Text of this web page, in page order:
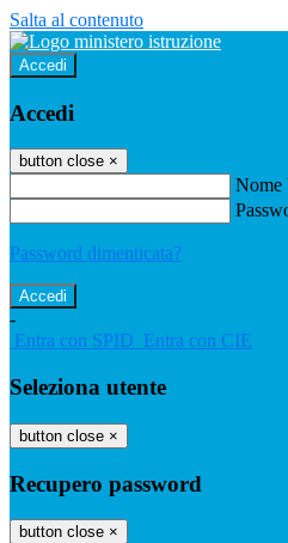
Salta al contenuto
Accedi
Accedi
button close ×
Nome
Password dimenticata?
-
Entra con SPID Entra con CIE
Seleziona utente
button close ×
Recupero password
button close ×